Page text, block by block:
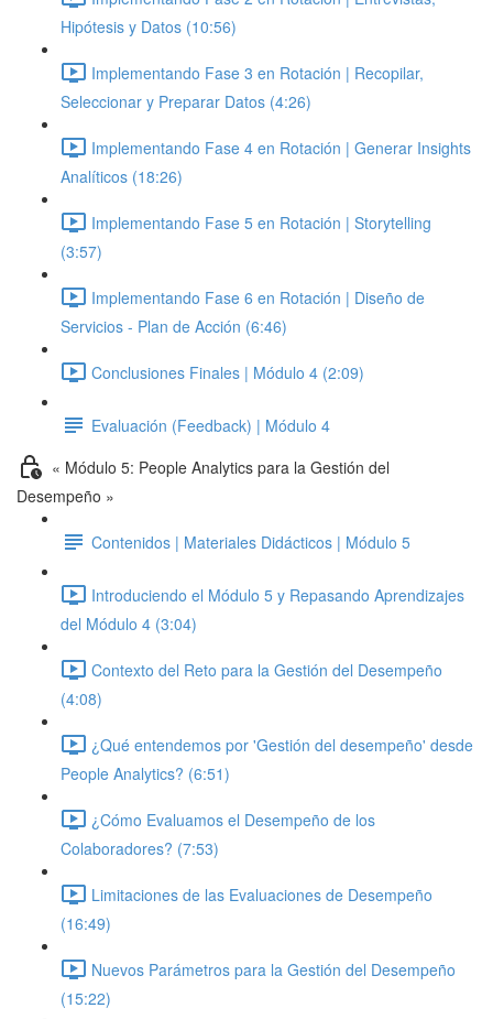
Hipótesis y Datos (10:56)
Implementando Fase 3 en Rotación | Recopilar,
Seleccionar y Preparar Datos (4:26)
Implementando Fase 4 en Rotación | Generar Insights
Analíticos (18:26)
Implementando Fase 5 en Rotación | Storytelling
(3:57)
Implementando Fase 6 en Rotación | Diseño de
Servicios - Plan de Acción (6:46)
Conclusiones Finales | Módulo 4 (2:09)
Evaluación (Feedback) | Módulo 4
« Módulo 5: People Analytics para la Gestión del
Desempeño »
Contenidos | Materiales Didácticos | Módulo 5
Introduciendo el Módulo 5 y Repasando Aprendizajes
del Módulo 4 (3:04)
Contexto del Reto para la Gestión del Desempeño
(4:08)
¿Qué entendemos por 'Gestión del desempeño' desde
People Analytics? (6:51)
¿Cómo Evaluamos el Desempeño de los
Colaboradores? (7:53)
Limitaciones de las Evaluaciones de Desempeño
(16:49)
Nuevos Parámetros para la Gestión del Desempeño
(15:22)